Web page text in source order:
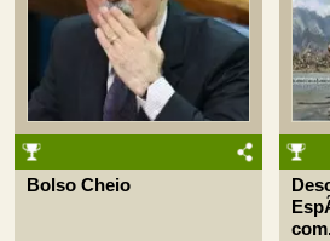
Bolso Cheio